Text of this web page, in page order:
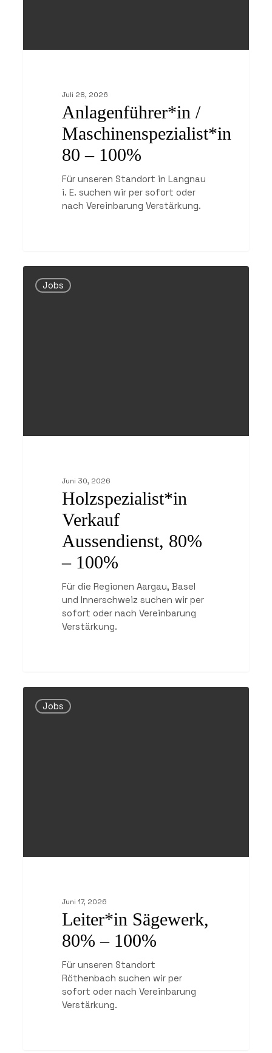
Juli 28, 2026
Anlagenführer*in /
Maschinenspezialist*in
80 – 100%
Für unseren Standort in Langnau
i. E. suchen wir per sofort oder
nach Vereinbarung Verstärkung.
Holzspezialist*in
Verkauf
Jobs
Juni 30, 2026
Holzspezialist*in
Verkauf
Aussendienst, 80%
– 100%
Für die Regionen Aargau, Basel
und Innerschweiz suchen wir per
sofort oder nach Vereinbarung
Verstärkung.
Leiter*in
Sägewerk,
Jobs
Juni 17, 2026
Leiter*in Sägewerk,
80% – 100%
Für unseren Standort
Röthenbach suchen wir per
sofort oder nach Vereinbarung
Verstärkung.